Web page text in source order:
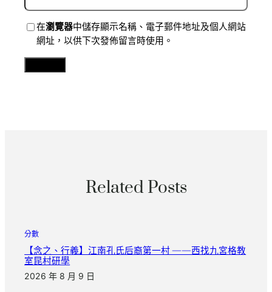
在瀏覽器中儲存顯示名稱、電子郵件地址及個人網站
網址，以供下次發佈留言時使用。
Related Posts
分數
【念之、行義】江南孔氏后裔第一村 ——西找九宮格教
室昆村研學
2026 年 8 月 9 日